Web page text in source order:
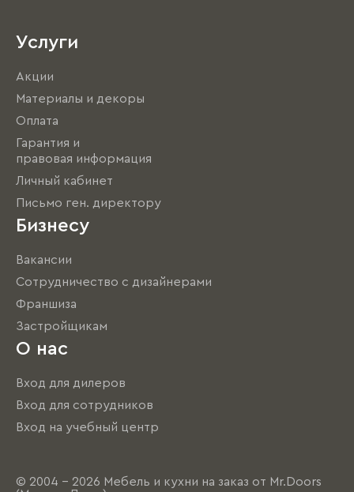
Услуги
Акции
Материалы и декоры
Оплата
Гарантия и
правовая информация
Личный кабинет
Письмо ген. директору
Бизнесу
Вакансии
Сотрудничество с дизайнерами
Франшиза
Застройщикам
О нас
Вход для дилеров
Вход для сотрудников
Вход на учебный центр
© 2004 - 2026 Мебель и кухни на заказ от Mr.Doors